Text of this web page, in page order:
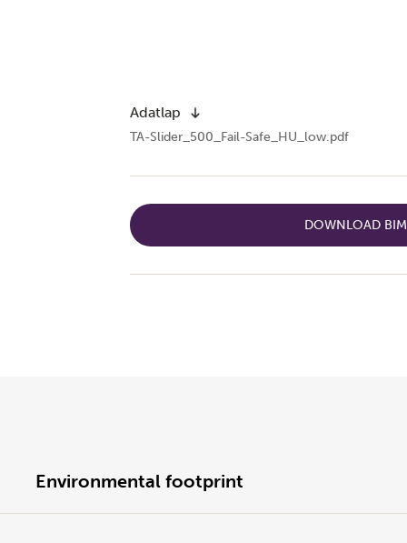
Adatlap
TA-Slider_500_Fail-Safe_HU_low.pdf
DOWNLOAD BIM
Environmental footprint